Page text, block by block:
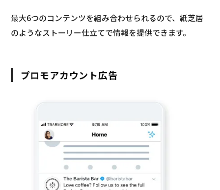
最大6つのコンテンツを組み合わせられるので、紙芝居
のようなストーリー仕立てで情報を提供できます。
プロモアカウント広告